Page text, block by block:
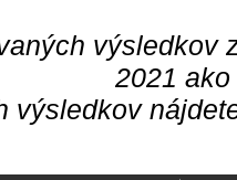
výsledkov
2021
výsledkov